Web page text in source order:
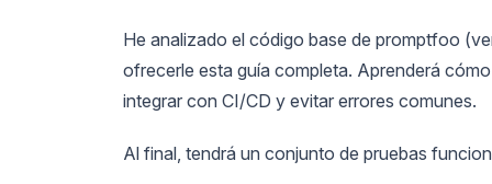
He analizado el código base de promptfoo
ofrecerle esta guía completa. Aprenderá
integrar con CI/CD y evitar errores comunes.
Al final, tendrá un conjunto de pruebas